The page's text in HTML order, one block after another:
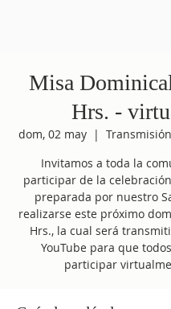
Misa
Hrs. -
dom, 02 may
  |
Invitamos a toda la
participar de la
preparada por nuestro
realizarse este próximo
Hrs., la cual será
YouTube para que
participar